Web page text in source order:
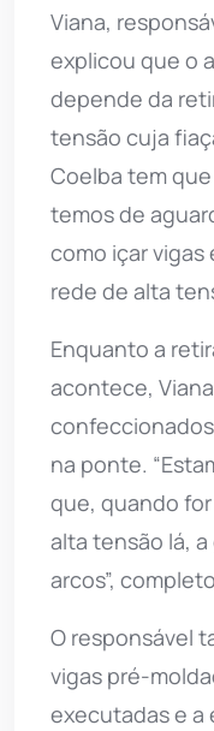
Viana,
explicou que o
depende da
tensão cuja
Coelba tem
temos de
como içar vigas
rede de alta
Enquanto a
acontece,
na ponte.
que, quando
alta tensão lá,
arcos”,
O responsável
vigas pré-
executadas e a